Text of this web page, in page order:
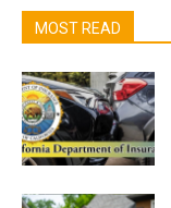
MOST READ